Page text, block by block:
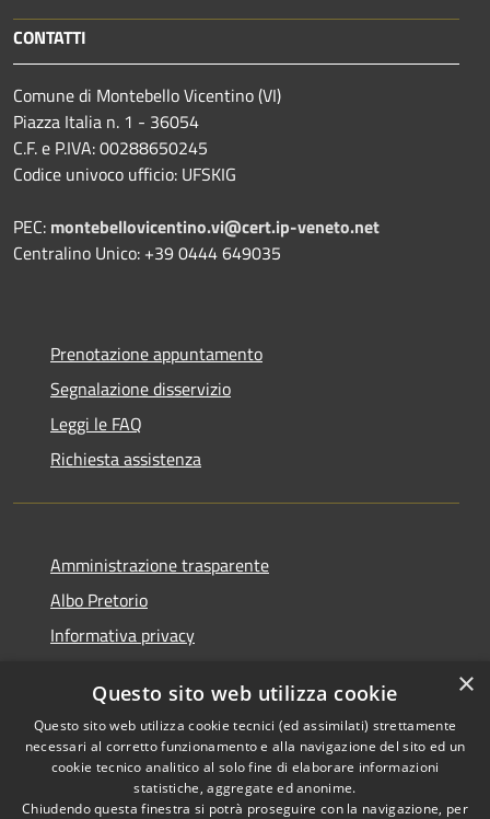
CONTATTI
Comune di Montebello Vicentino (VI)
Piazza Italia n. 1 - 36054
C.F. e P.IVA: 00288650245
Codice univoco ufficio: UFSKIG
PEC: montebellovicentino.vi@cert.ip-veneto.net
Centralino Unico: +39 0444 649035
Prenotazione appuntamento
Segnalazione disservizio
Leggi le FAQ
Richiesta assistenza
Amministrazione trasparente
Albo Pretorio
Informativa privacy
Dichiarazione di accessibilità
×
Questo sito web utilizza cookie
Questo sito web utilizza cookie tecnici (ed assimilati) strettamente
necessari al corretto funzionamento e alla navigazione del sito ed un
cookie tecnico analitico al solo fine di elaborare informazioni
statistiche, aggregate ed anonime.
Chiudendo questa finestra si potrà proseguire con la navigazione, per